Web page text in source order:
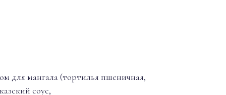
для мангала (тортилья пшеничная,
соус,